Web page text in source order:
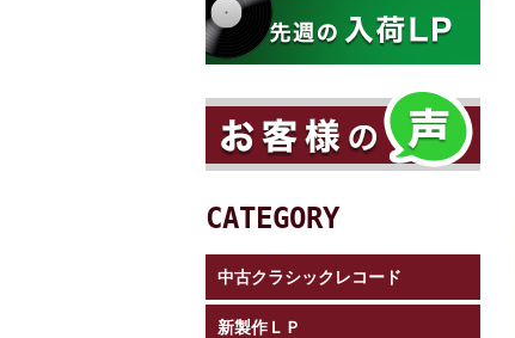
CATEGORY
中古クラシックレコード
新製作ＬＰ